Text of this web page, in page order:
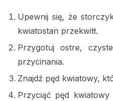
Upewnij się, że
kwiatostan przekwitł.
Przygotuj ostre,
przycinania.
Znajdź pęd kwiatowy,
Przyciąć pęd